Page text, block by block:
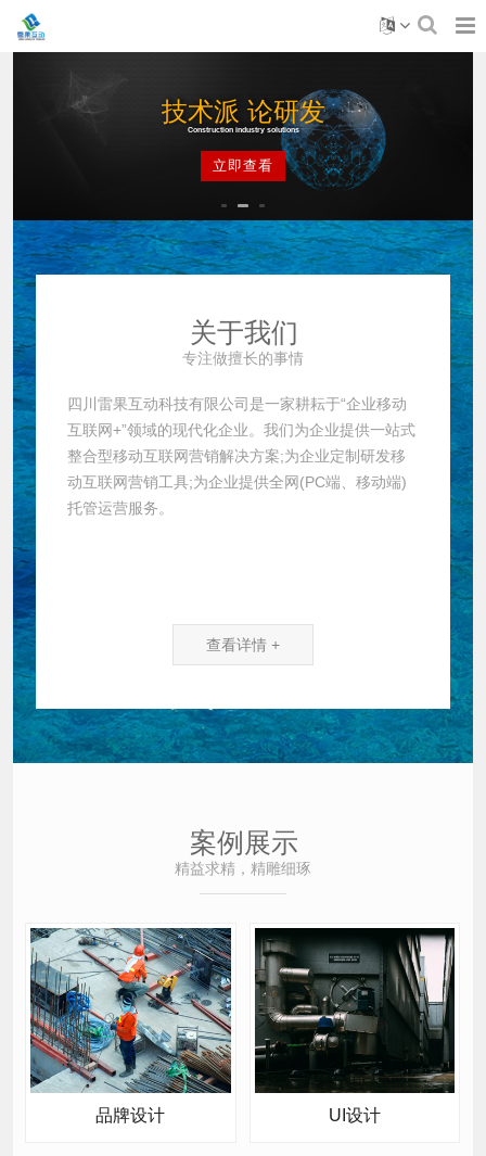
技术派 论研发
Construction industry solutions
立即查看
关于我们
专注做擅长的事情
四川雷果互动科技有限公司是一家耕耘于“企业移动
互联网+”领域的现代化企业。我们为企业提供一站式
整合型移动互联网营销解决方案;为企业定制研发移
动互联网营销工具;为企业提供全网(PC端、移动端)
托管运营服务。
查看详情 +
案例展示
精益求精，精雕细琢
品牌设计 UI设计